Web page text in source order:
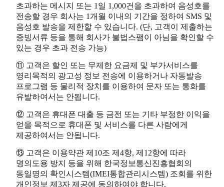
초과하는 메시지 또는 1일 1,000건을 초과하여 음성호를
전송할 경우 회사는 1개월 이내의 기간을 정하여 SMS 및
음성호 발송을 제한할 수 있습니다. (단, 고객이 제출하는
증빙서류 등을 통해 회사가 불법스팸이 아님을 확인할 수
있는 경우 초과 전송 가능)
⑪ 고객은 할인 또는 무제한 요금제 및 부가서비스를
영리목적의 광고성 정보 전송에 이용하거나 자동발송
프로그램 등 물리적 장치를 이용하여 문자 또는 통화를
유발하여서는 안됩니다.
⑫ 고객은 휴대폰 대출 등 금전 또는 기타 부정한 이익을
얻을 목적으로 휴대폰 및 서비스를 다른 사람에게
제공하여서는 안됩니다.
⑬ 고객은 이용약관 제10조 제4항, 제12항에 따라
명의도용 방지 등을 위해 한국정보통신진흥협회의
동일명의 확인시스템(IMEI통합관리시스템) 조회를 위한
개인정보 제3자 제공에 동의하여야 합니다.